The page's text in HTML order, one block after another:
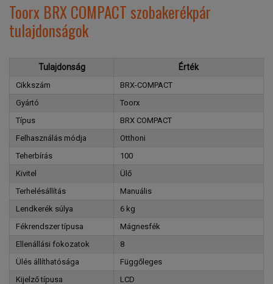
Toorx BRX COMPACT szobakerékpár
tulajdonságok
Tulajdonság Érték
Cikkszám
BRX-COMPACT
Gyártó
Toorx
Típus
BRX COMPACT
Felhasználás módja
Otthoni
Teherbírás
100
Kivitel
Ülő
Terhelésállítás
Manuális
Lendkerék súlya
6 kg
Fékrendszer típusa
Mágnesfék
Ellenállási fokozatok
8
Ülés állíthatósága
Függőleges
Kijelző típusa
LCD